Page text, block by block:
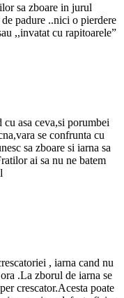
sa zboare in jurul
padure ..nici o pierdere
,,invatat cu rapitoarele”
cu asa ceva,si porumbei
se confrunta cu
sa zboare si iarna sa
ai sa nu ne batem
, iarna cand nu
.La zborul de iarna se
crescator.Acesta poate